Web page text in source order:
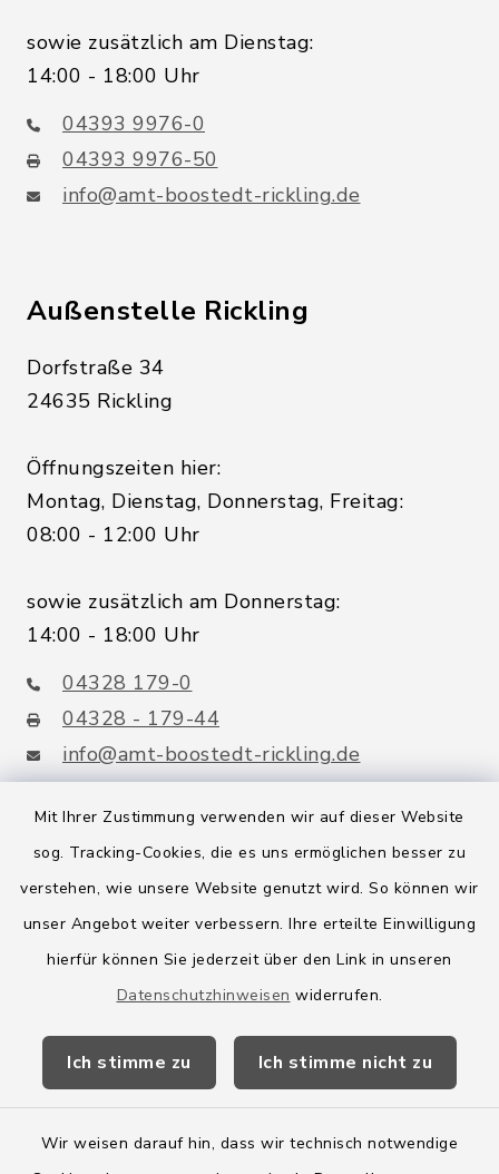
Mit Ihrer Zustimmung verwenden wir auf dieser Website
sog. Tracking-Cookies, die es uns ermöglichen besser zu
verstehen, wie unsere Website genutzt wird. So können wir
unser Angebot weiter verbessern. Ihre erteilte Einwilligung
hierfür können Sie jederzeit über den Link in unseren
Datenschutzhinweisen widerrufen.
Ich stimme zu Ich stimme nicht zu
Wir weisen darauf hin, dass wir technisch notwendige
sowie zusätzlich am Dienstag:
14:00 - 18:00 Uhr
04393 9976-0
04393 9976-50
info@amt-boostedt-rickling.de
Außenstelle Rickling
Dorfstraße 34
24635 Rickling
Öffnungszeiten hier:
Montag, Dienstag, Donnerstag, Freitag:
08:00 - 12:00 Uhr
sowie zusätzlich am Donnerstag:
14:00 - 18:00 Uhr
04328 179-0
04328 - 179-44
info@amt-boostedt-rickling.de
Quicklinks
Amt Boostedt-Rickling
Amtsbroschüre
Wege-Zweckverband